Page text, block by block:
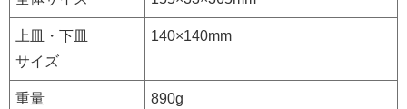
上皿・下皿
サイズ
140×140mm
重量 890g